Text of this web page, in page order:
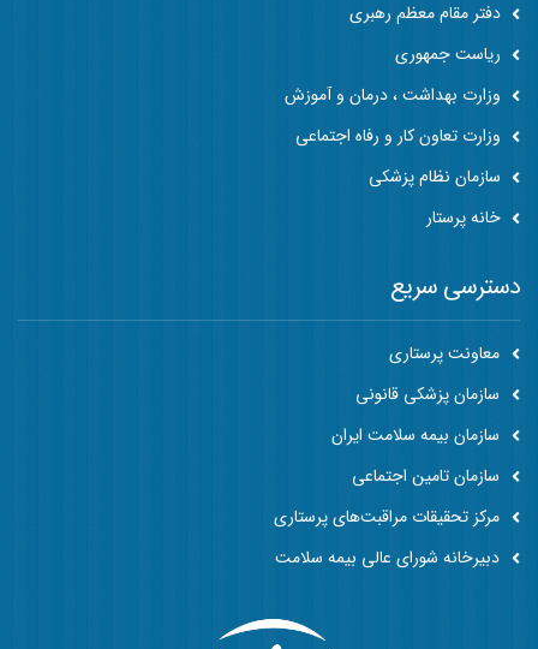
دفتر مقام معظم رهبری
ریاست جمهوری
وزارت بهداشت ، درمان و آموزش
وزارت تعاون کار و رفاه اجتماعی
سازمان نظام پزشکی
خانه پرستار
دسترسی سریع
معاونت پرستاری
سازمان پزشکی قانونی
سازمان بیمه سلامت ایران
سازمان تامین اجتماعی
مرکز تحقیقات مراقبت‌های پرستاری
دبیرخانه شورای عالی بیمه سلامت